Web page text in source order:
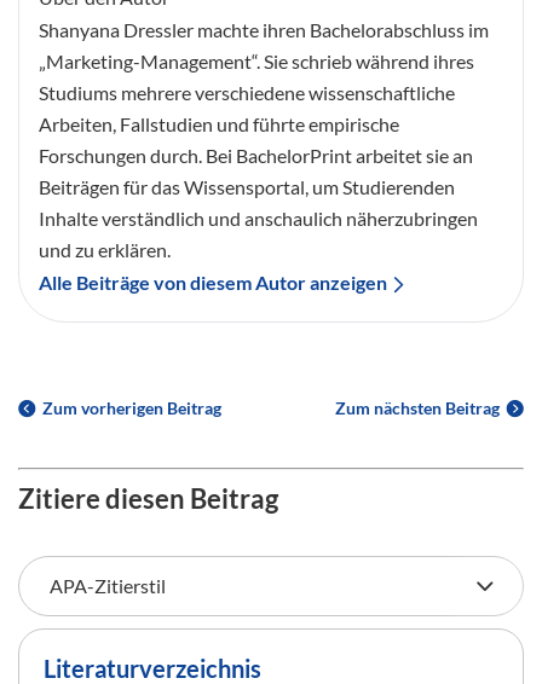
Shanyana Dressler machte ihren Bachelorabschluss im
„Marketing-Management“. Sie schrieb während ihres
Studiums mehrere verschiedene wissenschaftliche
Arbeiten, Fallstudien und führte empirische
Forschungen durch. Bei BachelorPrint arbeitet sie an
Beiträgen für das Wissensportal, um Studierenden
Inhalte verständlich und anschaulich näherzubringen
und zu erklären.
Alle Beiträge von diesem Autor anzeigen
Zum vorherigen Beitrag Zum nächsten Beitrag
Zitiere diesen Beitrag
Literaturverzeichnis